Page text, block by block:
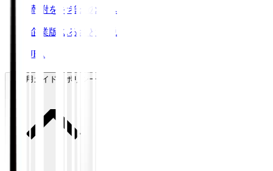
寄附をお考えの方へ
企業版ふるさと納税
JFA
ご利用ガイド・ポリシー